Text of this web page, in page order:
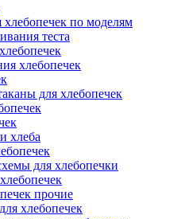
хлебопечек по моделям
теста
хлебопечек
для хлебопечек
хлеба
для хлебопечки
прочие
хлебопечек